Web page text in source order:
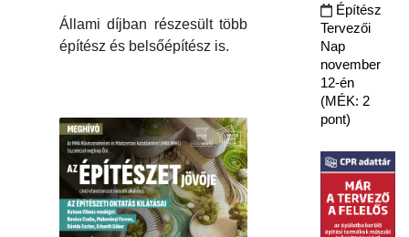
Állami díjban részesült több
építész és belsőépítész is.
Építész
Tervezői
Nap
november
12-én
(MÉK: 2
pont)